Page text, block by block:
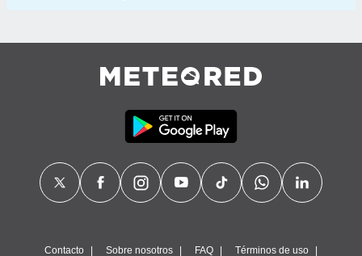
Contacto Sobre nosotros FAQ Términos de uso